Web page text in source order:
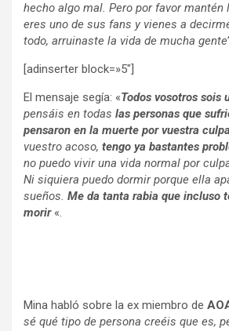
hecho algo mal. Pero por favor mantén
eres uno de sus fans y vienes a
todo, arruinaste la vida de mucha
[adinserter block=»5″]
El mensaje segía: «Todos vosotros sois
pensáis en todas las personas que
pensaron en la muerte por vuestra culpa
vuestro acoso, tengo ya bastantes
no puedo vivir una vida normal por
Ni siquiera puedo dormir porque ella
sueños. Me da tanta rabia que incluso
morir «.
Mina habló sobre la ex miembro de
sé qué tipo de persona creéis que es,